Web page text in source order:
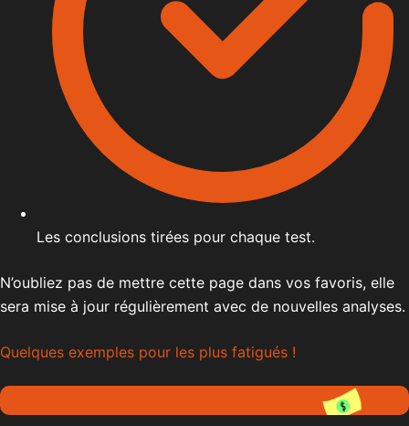
Les conclusions tirées pour chaque test.
N’oubliez pas de mettre cette page dans vos favoris, elle
sera mise à jour régulièrement avec de nouvelles analyses.
Quelques exemples pour les plus fatigués !